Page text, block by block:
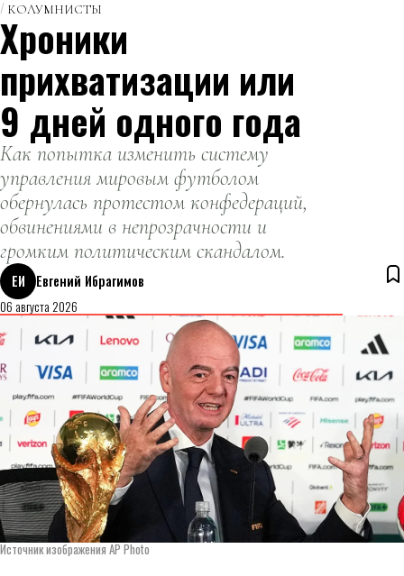
КОЛУМНИСТЫ
Хроники
прихватизации или
9 дней одного года
Как попытка изменить систему
управления мировым футболом
обернулась протестом конфедераций,
обвинениями в непрозрачности и
громким политическим скандалом.
ЕИ
Евгений Ибрагимов
06 августа 2026
Источник изображения AP Photo